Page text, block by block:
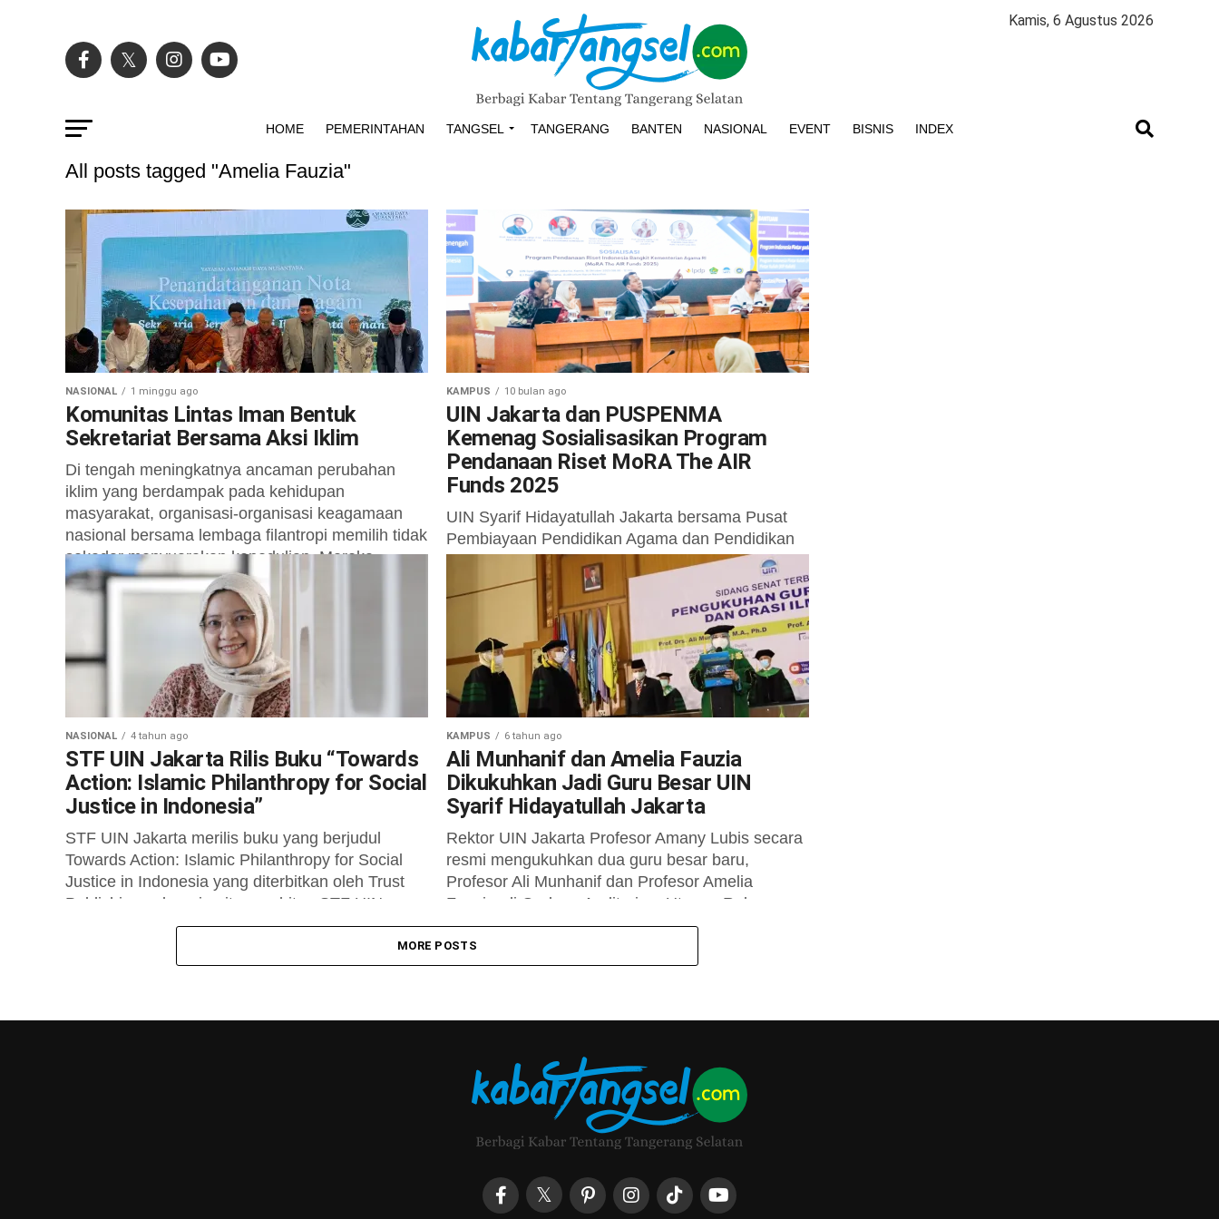
Kamis, 6 Agustus 2026
HOME PEMERINTAHAN TANGSEL TANGERANG BANTEN NASIONAL EVENT BISNIS INDEX
All posts tagged "Amelia Fauzia"
NASIONAL 1 minggu ago
Komunitas Lintas Iman Bentuk
Sekretariat Bersama Aksi Iklim
Di tengah meningkatnya ancaman perubahan
iklim yang berdampak pada kehidupan
masyarakat, organisasi-organisasi keagamaan
nasional bersama lembaga filantropi memilih tidak
sekadar menyuarakan kepedulian. Mereka
mengambil langkah konkret...
KAMPUS 10 bulan ago
UIN Jakarta dan PUSPENMA
Kemenag Sosialisasikan Program
Pendanaan Riset MoRA The AIR
Funds 2025
UIN Syarif Hidayatullah Jakarta bersama Pusat
Pembiayaan Pendidikan Agama dan Pendidikan
Keagamaan (PUSPENMA) gelar kegiatan
Sosialisasi Program Pendanaan Riset Indonesia
Bangkit Kementerian Agama RI (MoRA The...
NASIONAL 4 tahun ago
STF UIN Jakarta Rilis Buku “Towards
Action: Islamic Philanthropy for Social
Justice in Indonesia”
STF UIN Jakarta merilis buku yang berjudul
Towards Action: Islamic Philanthropy for Social
Justice in Indonesia yang diterbitkan oleh Trust
Publishing sebagai unit penerbitan STF UIN...
KAMPUS 6 tahun ago
Ali Munhanif dan Amelia Fauzia
Dikukuhkan Jadi Guru Besar UIN
Syarif Hidayatullah Jakarta
Rektor UIN Jakarta Profesor Amany Lubis secara
resmi mengukuhkan dua guru besar baru,
Profesor Ali Munhanif dan Profesor Amelia
Fauzia, di Gedung Auditorium Utama, Rabu
(6/1/2021)....
MORE POSTS